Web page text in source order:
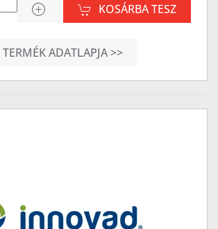
KOSÁRBA TESZ
TERMÉK ADATLAPJA >>